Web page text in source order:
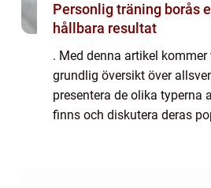
Personlig träning borås en genväg till
hållbara resultat
. Med denna artikel kommer
grundlig översikt över
presentera de olika typerna
finns och diskutera deras